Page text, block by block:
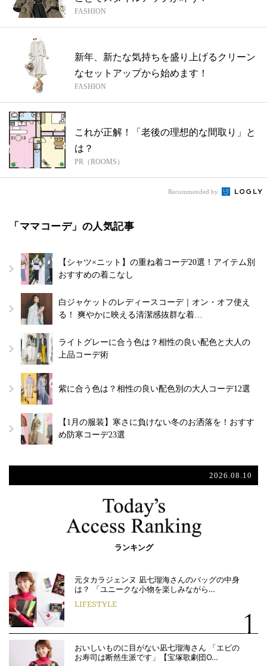
FASHION
新年、新たな気持ちを盛り上げるクリーン
なセットアップから始めます！
FASHION
これが正解！「老後の理想的な間取り」と
は？
PR（ROOMS）
Recommended by
「ママコーデ」の人気記事
【シャツ×ニット】の重ね着コーデ20選！アイテム別
おすすめの着こなし
白ジャケットのレディースコーデ｜オン・オフ使え
る！ 爽やかに映える清潔感抜群な着…
ライトグレーに合う色は？相性の良い配色と大人の
上品コーデ術
紫に合う色は？相性の良い配色別の大人コーデ12選
【1月の服装】寒さに負けない冬のお洒落を！おすす
め防寒コーデ23選
2026.08.10
ランキング
元タカラジェンヌ 凪七瑠海さんのバッグの中身
は？ 「ユニークな小物を楽しみながら…
LIFESTYLE
おいしいものに目がない凪七瑠海さん 「エビの
お寿司は断然生派です」【宝塚歌劇団O…